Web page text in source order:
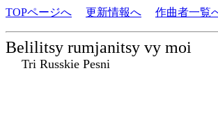
TOPページへ 更新情報へ 作曲者一覧
Belilitsy rumjanitsy vy moi
Tri Russkie Pesni